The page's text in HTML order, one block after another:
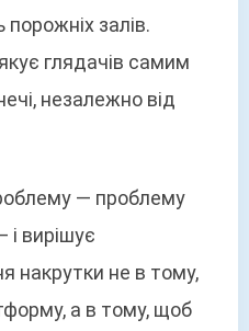
порожніх залів.
глядачів самим
незалежно від
— проблему
і вирішує
накрутки не в тому,
а в тому, щоб